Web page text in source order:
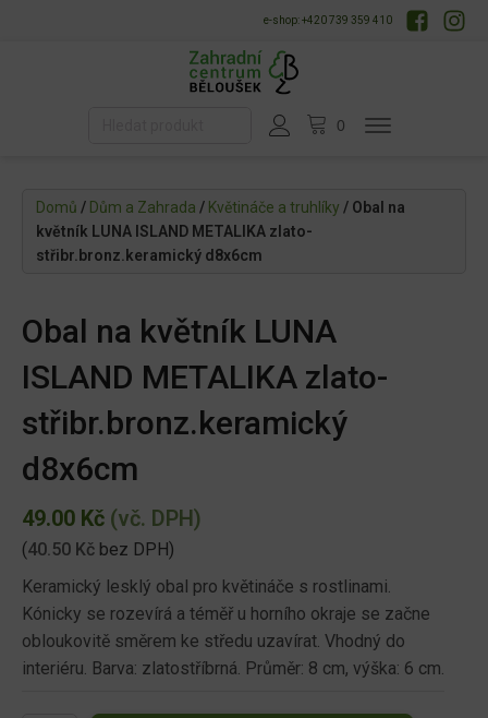
e-shop: +420 739 359 410
Domů / Dům a Zahrada / Květináče a truhlíky / Obal na
květník LUNA ISLAND METALIKA zlato-
střibr.bronz.keramický d8x6cm
Obal na květník LUNA
ISLAND METALIKA zlato-
střibr.bronz.keramický
d8x6cm
49.00 Kč (vč. DPH)
(40.50 Kč bez DPH)
Keramický lesklý obal pro květináče s rostlinami.
Kónicky se rozevírá a téměř u horního okraje se začne
obloukovitě směrem ke středu uzavírat. Vhodný do
interiéru. Barva: zlatostříbrná. Průměr: 8 cm, výška: 6 cm.